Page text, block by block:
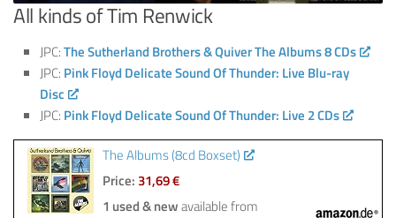
All kinds of Tim Renwick
JPC:The Sutherland Brothers & Quiver The Albums 8 CDs
JPC: Pink Floyd Delicate Sound Of Thunder: Live Blu-ray
Disc
JPC: Pink Floyd Delicate Sound Of Thunder: Live 2 CDs
The Albums (8cd Boxset)
Price: 31,69 €
1 used & newavailable from